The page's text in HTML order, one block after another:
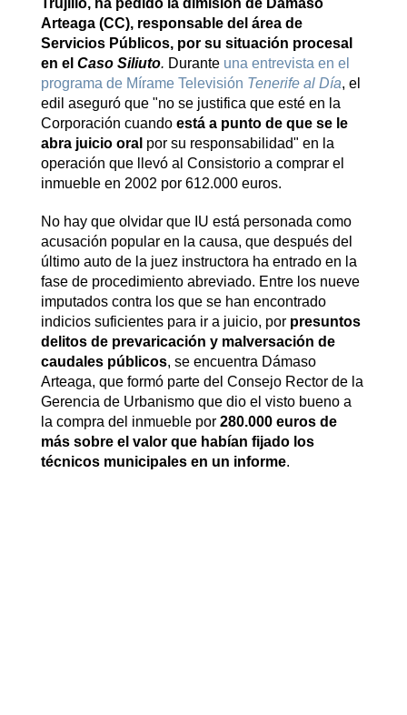
Trujillo, ha pedido la dimisión de Dámaso
Arteaga (CC), responsable del área de
Servicios Públicos, por su situación procesal
en el Caso Siliuto. Duranteuna entrevista en el
programa de Mírame Televisión Tenerife al Día, el
edil aseguró que "no se justifica que esté en la
Corporación cuando está a punto de que se le
abra juicio oral por su responsabilidad" en la
operación que llevó al Consistorio a comprar el
inmueble en 2002 por 612.000 euros.
No hay que olvidar que IU está personada como
acusación popular en la causa, que después del
último auto de la juez instructora ha entrado en la
fase de procedimiento abreviado. Entre los nueve
imputados contra los que se han encontrado
indicios suficientes para ir a juicio, por presuntos
delitos de prevaricación y malversación de
caudales públicos, se encuentra Dámaso
Arteaga, que formó parte del Consejo Rector de la
Gerencia de Urbanismo que dio el visto bueno a
la compra del inmueble por 280.000 euros de
más sobre el valor que habían fijado los
técnicos municipales en un informe.